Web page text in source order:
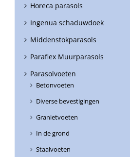
Horeca parasols
Ingenua schaduwdoek
Middenstokparasols
Paraflex Muurparasols
Parasolvoeten
Betonvoeten
Diverse bevestigingen
Granietvoeten
In de grond
Staalvoeten